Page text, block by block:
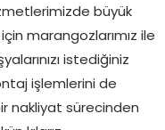
büyük
için marangozlarımız ile
istediğiniz
işlemlerini de
nakliyat sürecinden